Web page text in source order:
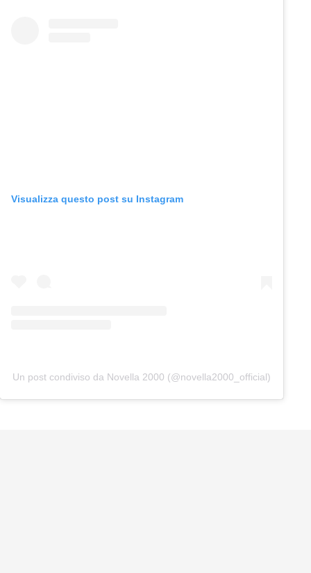
Visualizza questo post su Instagram
Un post condiviso da Novella 2000 (@novella2000_official)